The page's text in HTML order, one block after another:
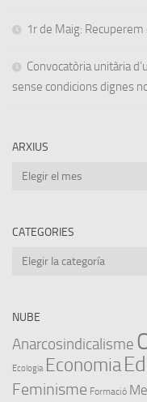
1r de Maig:
Convocatòria unitària
sense condicions dignes
ARXIUS
Arxius
CATEGORIES
Categories
NUBE
Anarcosindicalisme
Ecologia Economia
Feminisme Formació